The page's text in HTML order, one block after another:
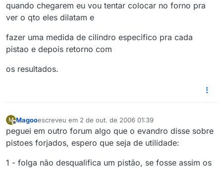
quando chegarem eu vou tentar colocar no forno pra
ver o qto eles dilatam e
fazer uma medida de cilindro especifico pra cada
pistao e depois retorno com
os resultados.
M
Offline
Magooescreveu em 2 de out. de 2006 01:39
última edição por
peguei em outro forum algo que o evandro disse sobre
pistoes forjados, espero que seja de utilidade:
1 - folga não desqualifica um pistão, se fosse assim os